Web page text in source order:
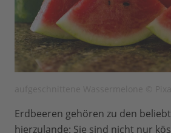
Erdbeeren gehören zu den
hierzulande: Sie sind nicht nur